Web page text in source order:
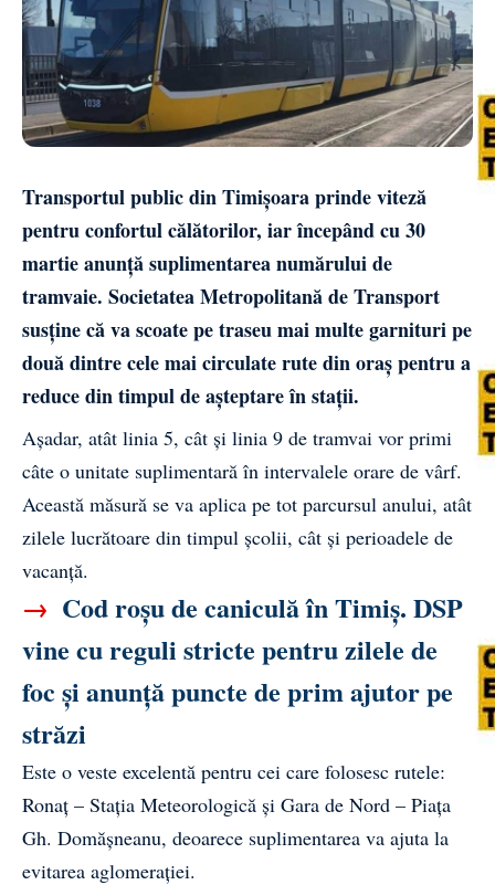
Transportul public din Timișoara prinde viteză
pentru confortul călătorilor, iar începând cu 30
martie anunță suplimentarea numărului de
tramvaie. Societatea Metropolitană de Transport
susține că va scoate pe traseu mai multe garnituri pe
două dintre cele mai circulate rute din oraș pentru a
reduce din timpul de așteptare în stații.
Așadar, atât linia 5, cât și linia 9 de tramvai vor primi
câte o unitate suplimentară în intervalele orare de vârf.
Această măsură se va aplica pe tot parcursul anului, atât
zilele lucrătoare din timpul școlii, cât și perioadele de
vacanță.
→ Cod roșu de caniculă în Timiș. DSP
vine cu reguli stricte pentru zilele de
foc și anunță puncte de prim ajutor pe
străzi
Este o veste excelentă pentru cei care folosesc rutele:
Ronaț – Stația Meteorologică și Gara de Nord – Piața
Gh. Domășneanu, deoarece suplimentarea va ajuta la
evitarea aglomerației.